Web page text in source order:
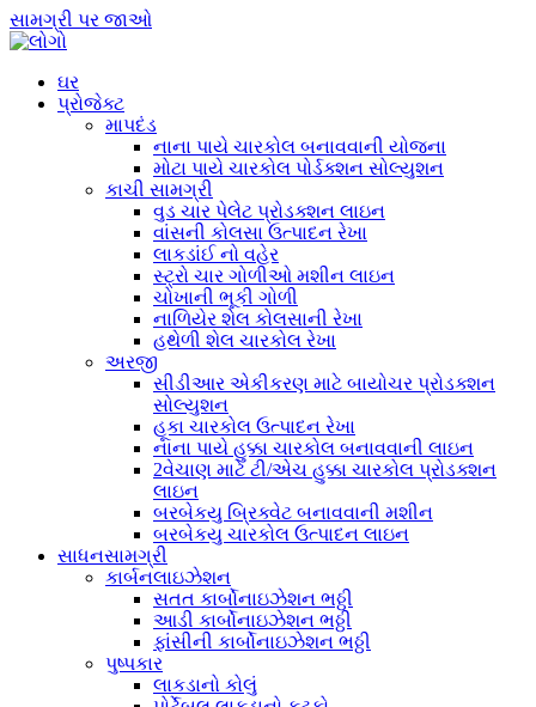
સામગ્રી પર જાઓ
ઘર
પ્રોજેક્ટ
માપદંડ
નાના પાયે ચારકોલ બનાવવાની યોજના
મોટા પાયે ચારકોલ પોર્ડક્શન સોલ્યુશન
કાચી સામગ્રી
વુડ ચાર પેલેટ પ્રોડક્શન લાઇન
વાંસની કોલસા ઉત્પાદન રેખા
લાકડાંઈ નો વહેર
સ્ટ્રો ચાર ગોળીઓ મશીન લાઇન
ચોખાની ભૂકી ગોળી
નાળિયેર શેલ કોલસાની રેખા
હથેળી શેલ ચારકોલ રેખા
અરજી
સીડીઆર એકીકરણ માટે બાયોચર પ્રોડક્શન
સોલ્યુશન
હૂકા ચારકોલ ઉત્પાદન રેખા
નાના પાયે હુક્કા ચારકોલ બનાવવાની લાઇન
2વેચાણ માટે ટી/એચ હુક્કા ચારકોલ પ્રોડક્શન
લાઇન
બરબેકયુ બ્રિક્વેટ બનાવવાની મશીન
બરબેકયુ ચારકોલ ઉત્પાદન લાઇન
સાધનસામગ્રી
કાર્બનલાઇઝેશન
સતત કાર્બોનાઇઝેશન ભઠ્ઠી
આડી કાર્બોનાઇઝેશન ભઠ્ઠી
ફાંસીની કાર્બોનાઇઝેશન ભઠ્ઠી
પુષ્પકાર
લાકડાનો કોલું